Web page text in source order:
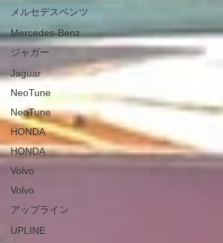
メルセデスベンツ
Mercedes-Benz
ジャガー
Jaguar
NeoTune
NeoTune
HONDA
HONDA
Volvo
Volvo
アップライン
UPLINE